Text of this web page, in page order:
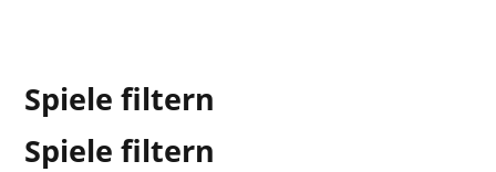
Spiele filtern
Spiele filtern